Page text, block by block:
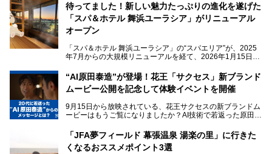
「サウナでしっかりととのいたい」「海が見える絶景で非日
常を味わいたい」「子連れでも気兼ねなく1日過ごした
い」。
そんな多様なニーズに応える施設が揃っているため、その日
の目的に合った施設がきっと見つかるはずです。
さらに最近では、24時間営業で深夜まで滞在できる施設
や、テレワーク・コワーキングスペースを備えた仕事もでき
るスパも増えており、ただの入浴施設にとどまらない進化を
本記事では、人気スーパー銭湯から絶景施設、コワーキング
スペースや休憩スペースが充実した施設、子連れファミリー
向けの施設など、目的に合わせたおすすめの施設を紹介しま
す。
待ってました！新しい魅力たっぷりの進化を遂げた
「スパ＆ホテル 舞浜ユーラシア」がリニューアル
オープン
「スパ＆ホテル 舞浜ユーラシア」の“スパエリア”が、2025
年7月からの大規模リニューアルを経て、2026年1月15日
新設エリアや生まれ変わった浴場・サウナの魅力を、人気キ
ャラクター「ユーラシわん」と一緒にご紹介します。必見の
───
提供元：SPA＆HOTEL舞浜ユーラシア【PR】
です。
“AI原田泰造”が登場！花王「サクセス」新ブランド
ムービー公開を記念して体験イベントを開催
9月15日から放映されている、花王サクセスの新ブランドム
ービーはもうご覧になりましたか？AI技術で若返った原田泰
伝えるムービーです。公開を記念して、スパメッツァおおた
か竜泉寺の湯にて体験イベントを開催。花王サクセスの製品
が無料で試せるチャンスです！
「JFA夢フィールド 幕張温泉 湯楽の里」に行きた
くなるおススメポイント3選